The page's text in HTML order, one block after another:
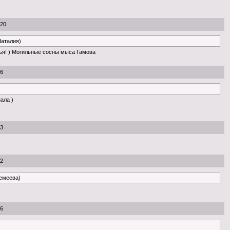
) Могильные сосны мыса Гамова
)